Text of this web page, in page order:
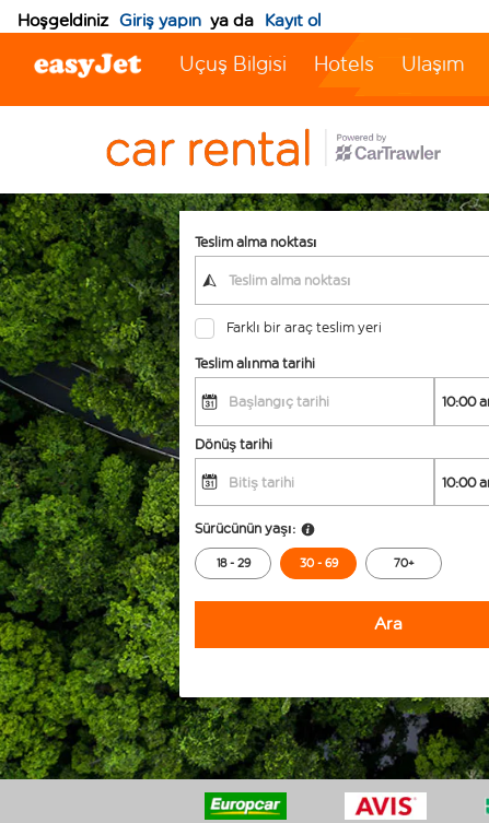
Hoşgeldiniz Giriş yapın ya da Kayıt ol
Uçuş Bilgisi Hotels Ulaşım
Teslim alma noktası
Farklı bir araç teslim yeri
Teslim alınma tarihi
Dönüş tarihi
Sürücünün yaşı:
18 - 29 30 - 69 70+
Ara